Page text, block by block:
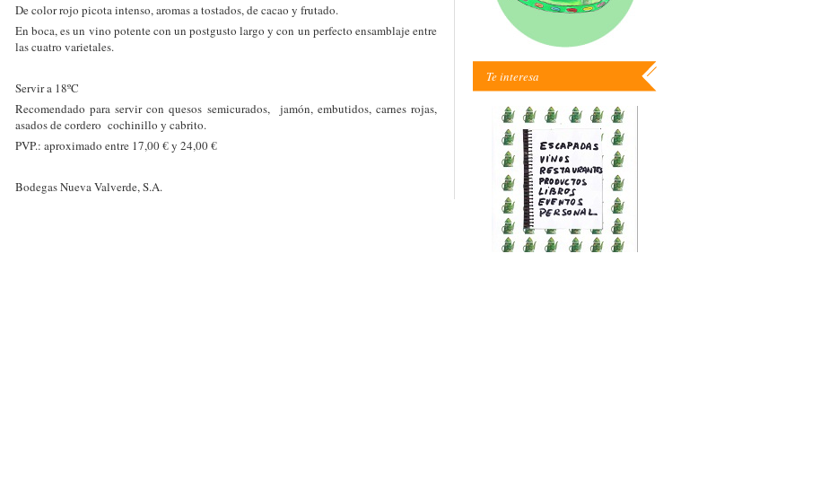
De color rojo picota intenso, aromas a tostados, de cacao y frutado.
En boca, es un vino potente con un postgusto largo y con un perfecto ensamblaje entre
las cuatro varietales.
Servir a 18ºC
Recomendado para servir con quesos semicurados, jamón, embutidos, carnes rojas,
asados de cordero cochinillo y cabrito.
PVP.: aproximado entre 17,00 € y 24,00 €
Bodegas Nueva Valverde, S.A.
Te interesa